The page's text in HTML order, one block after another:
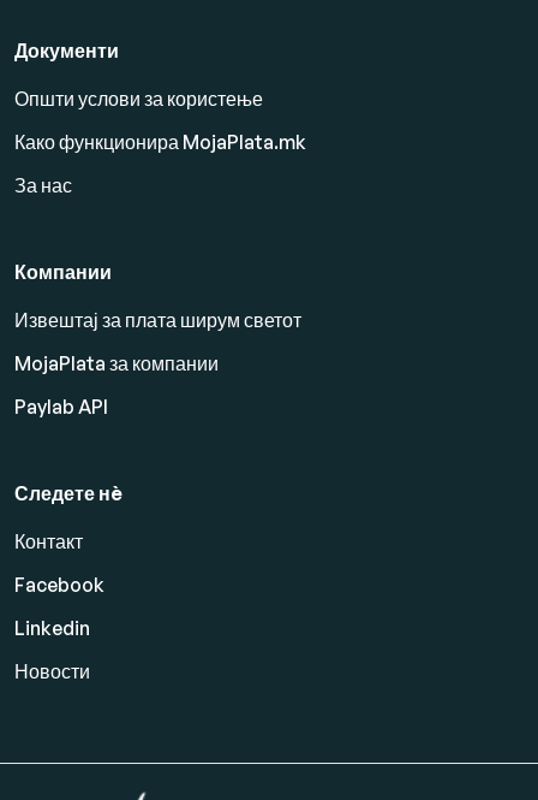
Документи
Општи услови за користење
Како функционира MojaPlata.mk
За нас
Компании
Извештај за плата ширум светот
MojaPlata за компании
Paylab API
Следете нè
Контакт
Facebook
Linkedin
Новости